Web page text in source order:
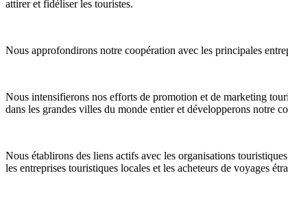
attirer et fidéliser les touristes.
Nous approfondirons notre coopération avec les principales
Nous intensifierons nos efforts de promotion et de marketing
dans les grandes villes du monde entier et développerons notre
Nous établirons des liens actifs avec les organisations
les entreprises touristiques locales et les acheteurs de voyages